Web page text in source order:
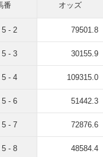
番 オッズ
5 - 2 79501.8
5 - 3 30155.9
5 - 4 109315.0
5 - 6 51442.3
5 - 7 72876.6
5 - 8 48584.4